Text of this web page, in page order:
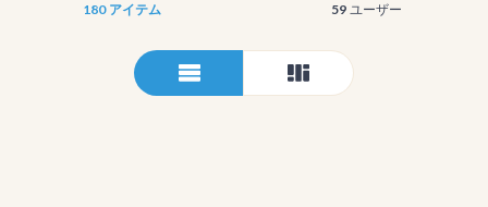
180 アイテム 59 ユーザー